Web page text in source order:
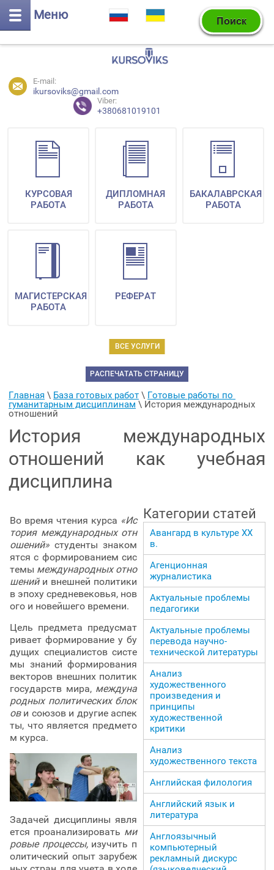
Меню
E-mail:
ikursoviks@gmail.com
Viber:
+380681019101
ВСЕ УСЛУГИ
КУРСОВАЯ
РАБОТА
ДИПЛОМНАЯ
РАБОТА
БАКАЛАВРСКАЯ
РАБОТА
МАГИСТЕРСКАЯ
РАБОТА
РЕФЕРАТ
РАСПЕЧАТАТЬ СТРАНИЦУ
Главная \ База готовых работ \ Готовые работы по
гуманитарным дисциплинам \ История международных
отношений
История международных
отношений как учебная
дисциплина
Во время чтения курса «Ис
тория международных отн
ошений» студенты знаком
ятся с формированием сис
темы международных отно
шенийи внешней политики
в эпоху средневековья, нов
ого и новейшего времени.
Цель предмета предусмат
ривает формирование у бу
дущих специалистов систе
мы знаний формирования
векторов внешних политик
государств мира, междуна
родных политических блок
ови союзов и другие аспек
ты, что является предмето
м курса.
Задачей дисциплины явля
ется проанализировать ми
ровые процессы,изучить п
олитический опыт зарубеж
Категории статей
Авангард в культуре ХХ
в.
Агенционная
журналистика
Актуальные проблемы
педагогики
Актуальные проблемы
перевода научно-
технической литературы
Анализ
художественного
произведения и
принципы
художественной
критики
Анализ
художественного текста
Английская филология
Английский язык и
литература
Англоязычный
компьютерный
рекламный дискурс